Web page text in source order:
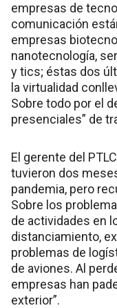
empresas de
comunicación
empresas
nanotecnología,
y tics; éstas dos
la virtualidad
Sobre todo por el
presenciales” de
El gerente del
tuvieron dos
pandemia, pero
Sobre los
de actividades en
distanciamiento,
problemas de
de aviones. Al
empresas han
exterior”.